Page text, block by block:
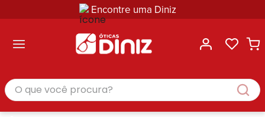
Encontre uma Diniz
Masculino
Feminino
Infantil
Categorias
Masculino
Feminino
Correntes
para
Óculos
Busque
Categoria
Armações
de Óculos
O que você procura?